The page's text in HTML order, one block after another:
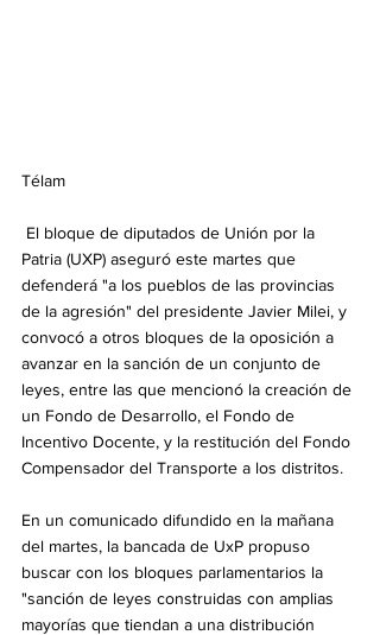
Télam
Patria (UXP) aseguró este martes que
defenderá "a los pueblos de las provincias
de la agresión" del presidente Javier Milei, y
convocó a otros bloques de la oposición a
avanzar en la sanción de un conjunto de
leyes, entre las que mencionó la creación de
un Fondo de Desarrollo, el Fondo de
Incentivo Docente, y la restitución del Fondo
Compensador del Transporte a los distritos.
En un comunicado difundido en la mañana
del martes, la bancada de UxP propuso
buscar con los bloques parlamentarios la
"sanción de leyes construidas con amplias
mayorías que tiendan a una distribución